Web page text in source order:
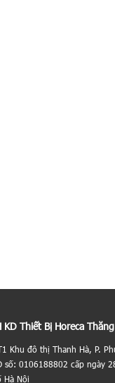
KD Thiết Bị Horeca
Khu đô thị Thanh Hà, P.
số: 0106188802 cấp ngày
Nội